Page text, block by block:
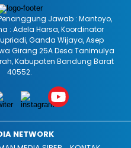
Jawab : Mantoyo,
: Adela Harsa, Koordinator
Ganda Wijaya, Asep
Girang 25A Desa Tanimulya
Kabupaten Bandung Barat
40552.
NETWORK